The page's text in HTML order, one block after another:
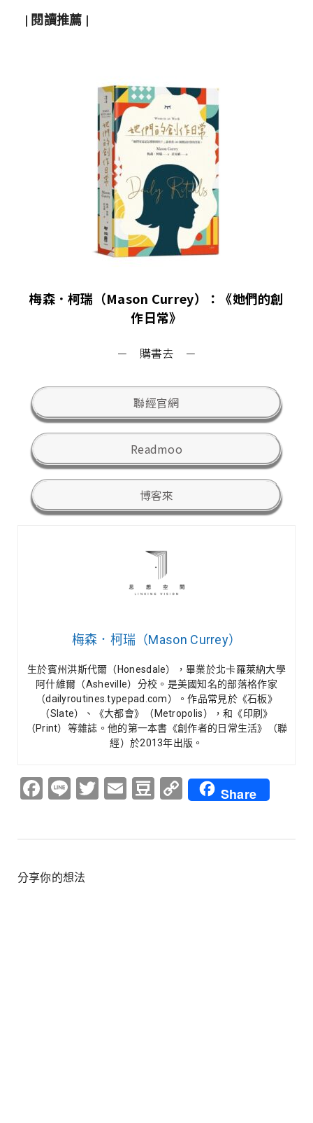
| 閱讀推薦 |
梅森．柯瑞（Mason Currey）：《她們的創
作日常》
－ 購書去 －
聯經官網
Readmoo
博客來
梅森．柯瑞（Mason Currey）
生於賓州洪斯代爾（Honesdale），畢業於北卡羅萊納大學
阿什維爾（Asheville）分校。是美國知名的部落格作家
（dailyroutines.typepad.com）。作品常見於《石板》
（Slate）、《大都會》（Metropolis），和《印刷》
（Print）等雜誌。他的第一本書《創作者的日常生活》（聯
經）於2013年出版。
Facebook
LineTwitter
EmailDouban
CopyShare
分享你的想法